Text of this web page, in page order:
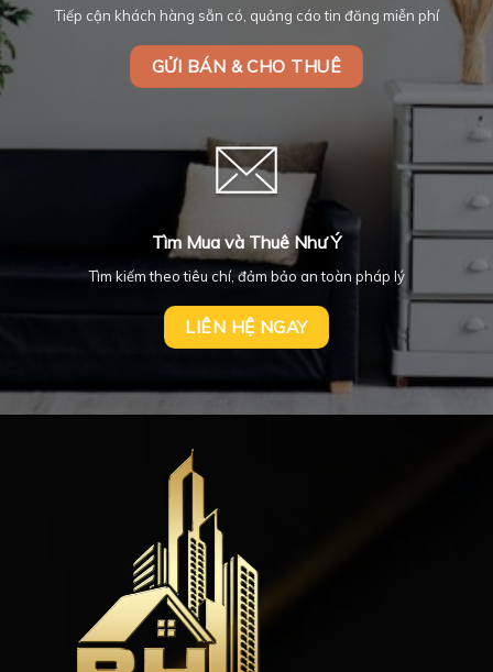
Tiếp cận khách hàng sẵn có, quảng cáo tin đăng miễn phí
GỬI BÁN & CHO THUÊ
Tìm Mua và Thuê Như Ý
Tìm kiếm theo tiêu chí, đảm bảo an toàn pháp lý
LIÊN HỆ NGAY